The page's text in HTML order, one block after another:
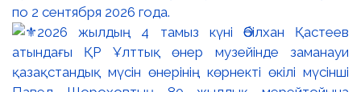
по 2 сентября 2026 года.